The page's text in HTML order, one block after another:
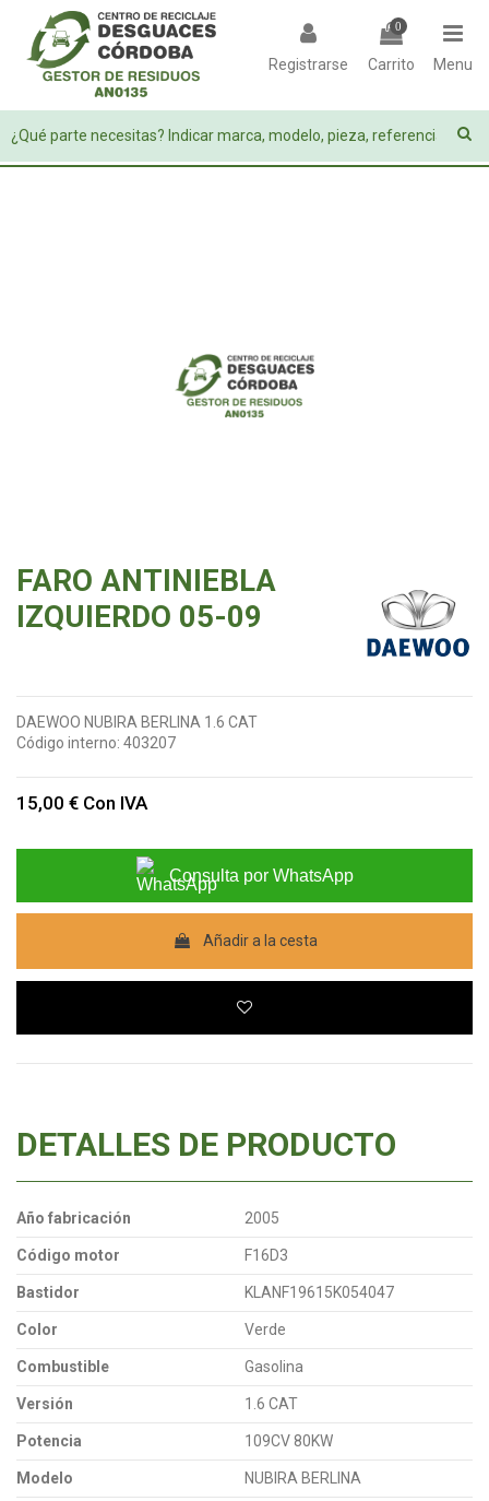
Registrarse
0
Carrito Menu
FARO ANTINIEBLA
IZQUIERDO 05-09
DAEWOO NUBIRA BERLINA 1.6 CAT
Código interno: 403207
15,00 € Con IVA
Consulta por WhatsApp
Añadir a la cesta
DETALLES DE PRODUCTO
Año fabricación 2005
Código motor F16D3
Bastidor KLANF19615K054047
Color Verde
Combustible Gasolina
Versión 1.6 CAT
Potencia 109CV 80KW
Modelo NUBIRA BERLINA